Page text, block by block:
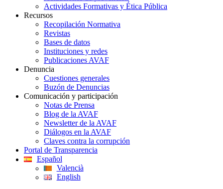
Actividades Formativas y Ética Pública
Recursos
Recopilación Normativa
Revistas
Bases de datos
Instituciones y redes
Publicaciones AVAF
Denuncia
Cuestiones generales
Buzón de Denuncias
Comunicación y participación
Notas de Prensa
Blog de la AVAF
Newsletter de la AVAF
Diálogos en la AVAF
Claves contra la corrupción
Portal de Transparencia
Español
Valencià
English